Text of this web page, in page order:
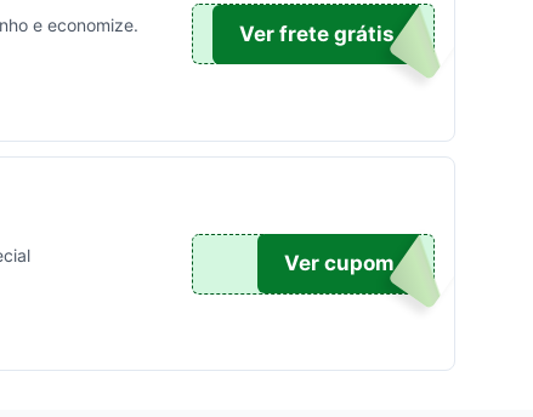
e economize. OFF
Ver frete grátis
025
Ver cupom